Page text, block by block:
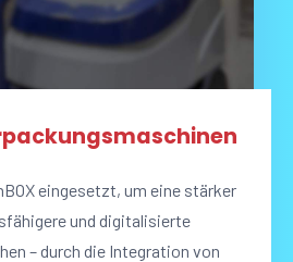
eingesetzt, um eine stärker
und digitalisierte
– durch die Integration von